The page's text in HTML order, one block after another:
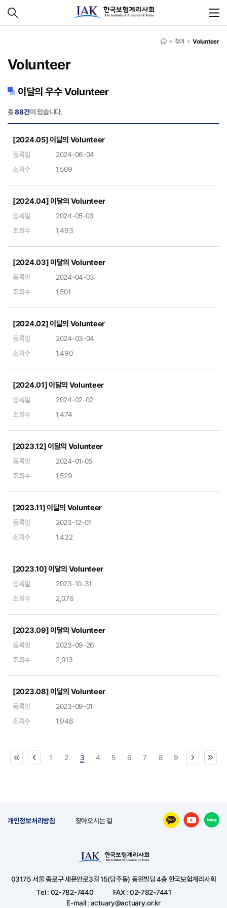
참여 Volunteer
Volunteer
이달의 우수 Volunteer
총88건이 있습니다.
[2024.05] 이달의 Volunteer
등록일
2024-06-04
조회수
1,509
[2024.04] 이달의 Volunteer
등록일
2024-05-03
조회수
1,493
[2024.03] 이달의 Volunteer
등록일
2024-04-03
조회수
1,501
[2024.02] 이달의 Volunteer
등록일
2024-03-04
조회수
1,490
[2024.01] 이달의 Volunteer
등록일
2024-02-02
조회수
1,474
[2023.12] 이달의 Volunteer
등록일
2024-01-05
조회수
1,529
[2023.11] 이달의 Volunteer
등록일
2023-12-01
조회수
1,432
[2023.10] 이달의 Volunteer
등록일
2023-10-31
조회수
2,076
[2023.09] 이달의 Volunteer
등록일
2023-09-26
조회수
2,013
[2023.08] 이달의 Volunteer
등록일
2023-09-01
조회수
1,948
1 2 3 4 5 6 7 8 9
개인정보처리방침 찾아오시는 길
03175 서울 종로구 새문안로3길 15(당주동) 동원빌딩 4층 한국보험계리사회
Tel : 02-782-7440
FAX : 02-782-7441
E-mail : actuary@actuary.or.kr